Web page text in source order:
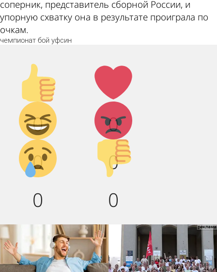
соперник, представитель сборной России, и
упорную схватку она в результате проиграла по
очкам.
чемпионат бой уфсин
Палец
вверх!
0
Лайк!
0
Дикий
смех!
0
Агрессия!
0
Грусть :(
0
Палец
вниз!
0